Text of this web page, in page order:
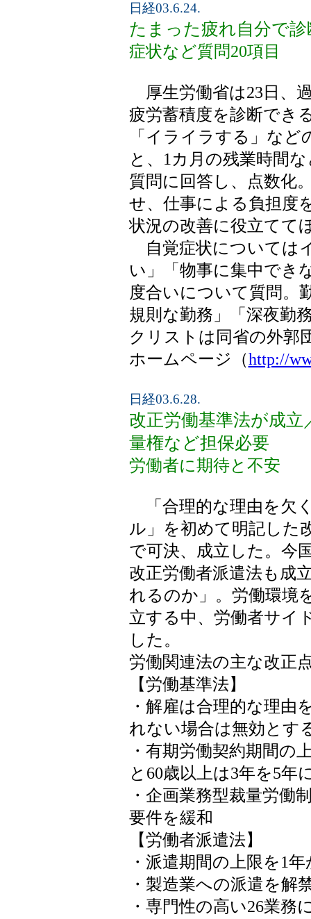
日経03.6.24.
たまった疲れ自分で
症状など質問20項目
厚生労働省は23日、
疲労蓄積度を診断でき
「イライラする」など
と、1カ月の残業時間
質問に回答し、点数化
せ、仕事による負担度
状況の改善に役立てて
自覚症状については
い」「物事に集中でき
度合いについて質問。
規則な勤務」「深夜勤
クリストは同省の外郭
ホームページ（http://
日経03.6.28.
改正労働基準法が成
量権など担保必要
労働者に期待と不安
「合理的な理由を欠
ル」を初めて明記した
で可決、成立した。今
改正労働者派遣法も成
れるのか」。労働環境
立する中、労働者サイ
した。
労働関連法の主な改正
【労働基準法】
・解雇は合理的な理由
れない場合は無効とす
・有期労働契約期間の
と60歳以上は3年を5年
・企画業務型裁量労働
要件を緩和
【労働者派遣法】
・派遣期間の上限を1
・製造業への派遣を解
・専門性の高い26業務